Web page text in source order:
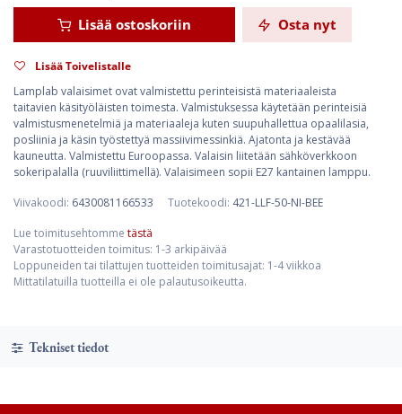
Lisää ostoskoriin Osta nyt
Lisää Toivelistalle
Lamplab valaisimet ovat valmistettu perinteisistä materiaaleista
taitavien käsityöläisten toimesta. Valmistuksessa käytetään perinteisiä
valmistusmenetelmiä ja materiaaleja kuten suupuhallettua opaalilasia,
posliinia ja käsin työstettyä massiivimessinkiä. Ajatonta ja kestävää
kauneutta. Valmistettu Euroopassa. Valaisin liitetään sähköverkkoon
sokeripalalla (ruuviliittimellä). Valaisimeen sopii E27 kantainen lamppu.
Viivakoodi: 6430081166533 Tuotekoodi: 421-LLF-50-NI-BEE
Lue toimitusehtomme tästä
Varastotuotteiden toimitus: 1-3 arkipäivää
Loppuneiden tai tilattujen tuotteiden toimitusajat: 1-4 viikkoa
Mittatilatuilla tuotteilla ei ole palautusoikeutta.
Tekniset tiedot